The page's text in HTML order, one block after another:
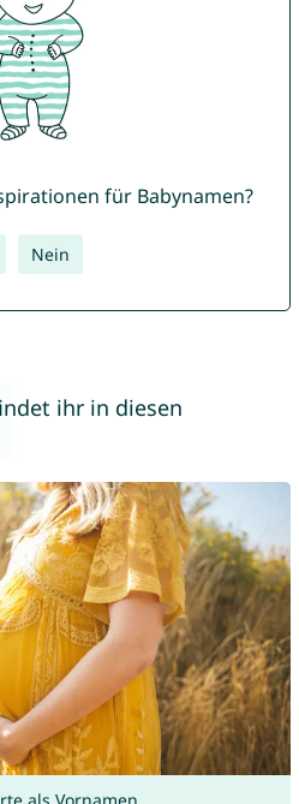
für Babynamen?
Nein
ihr in diesen